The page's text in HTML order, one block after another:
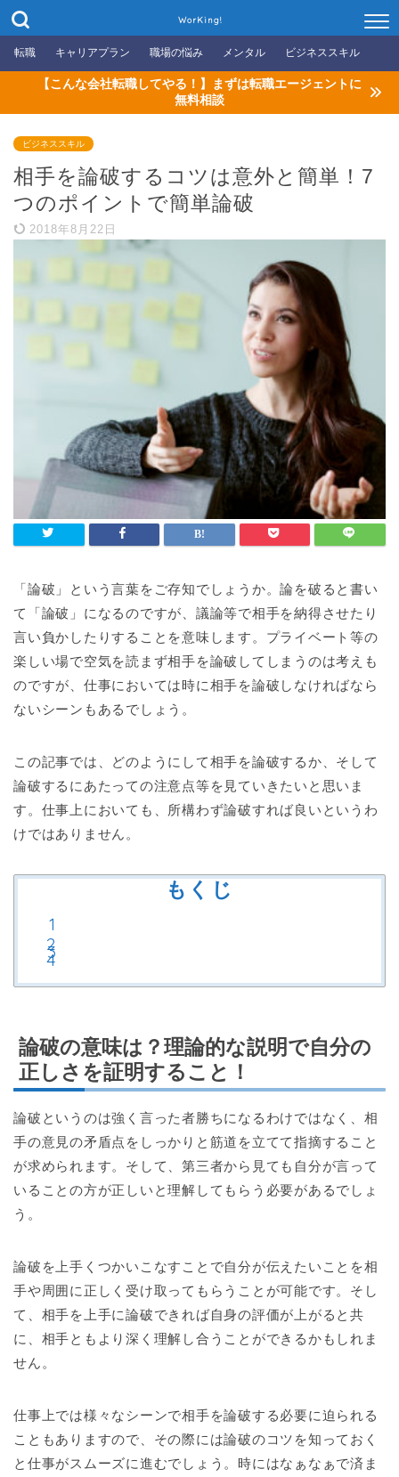
WorKing!
転職 キャリアプラン 職場の悩み メンタル ビジネススキル
【こんな会社転職してやる！】まずは転職エージェントに
無料相談
ビジネススキル
相手を論破するコツは意外と簡単！7
つのポイントで簡単論破
2018年8月22日
「論破」という言葉をご存知でしょうか。論を破ると書い
て「論破」になるのですが、議論等で相手を納得させたり
言い負かしたりすることを意味します。プライベート等の
楽しい場で空気を読まず相手を論破してしまうのは考えも
のですが、仕事においては時に相手を論破しなければなら
ないシーンもあるでしょう。
この記事では、どのようにして相手を論破するか、そして
論破するにあたっての注意点等を見ていきたいと思いま
す。仕事上においても、所構わず論破すれば良いというわ
けではありません。
もくじ
論破の意味は？理論的な説明で自分の
正しさを証明すること！
論破というのは強く言った者勝ちになるわけではなく、相
手の意見の矛盾点をしっかりと筋道を立てて指摘すること
が求められます。そして、第三者から見ても自分が言って
いることの方が正しいと理解してもらう必要があるでしょ
う。
論破を上手くつかいこなすことで自分が伝えたいことを相
手や周囲に正しく受け取ってもらうことが可能です。そし
て、相手を上手に論破できれば自身の評価が上がると共
に、相手ともより深く理解し合うことができるかもしれま
せん。
仕事上では様々なシーンで相手を論破する必要に迫られる
こともありますので、その際には論破のコツを知っておく
と仕事がスムーズに進むでしょう。時にはなぁなぁで済ま